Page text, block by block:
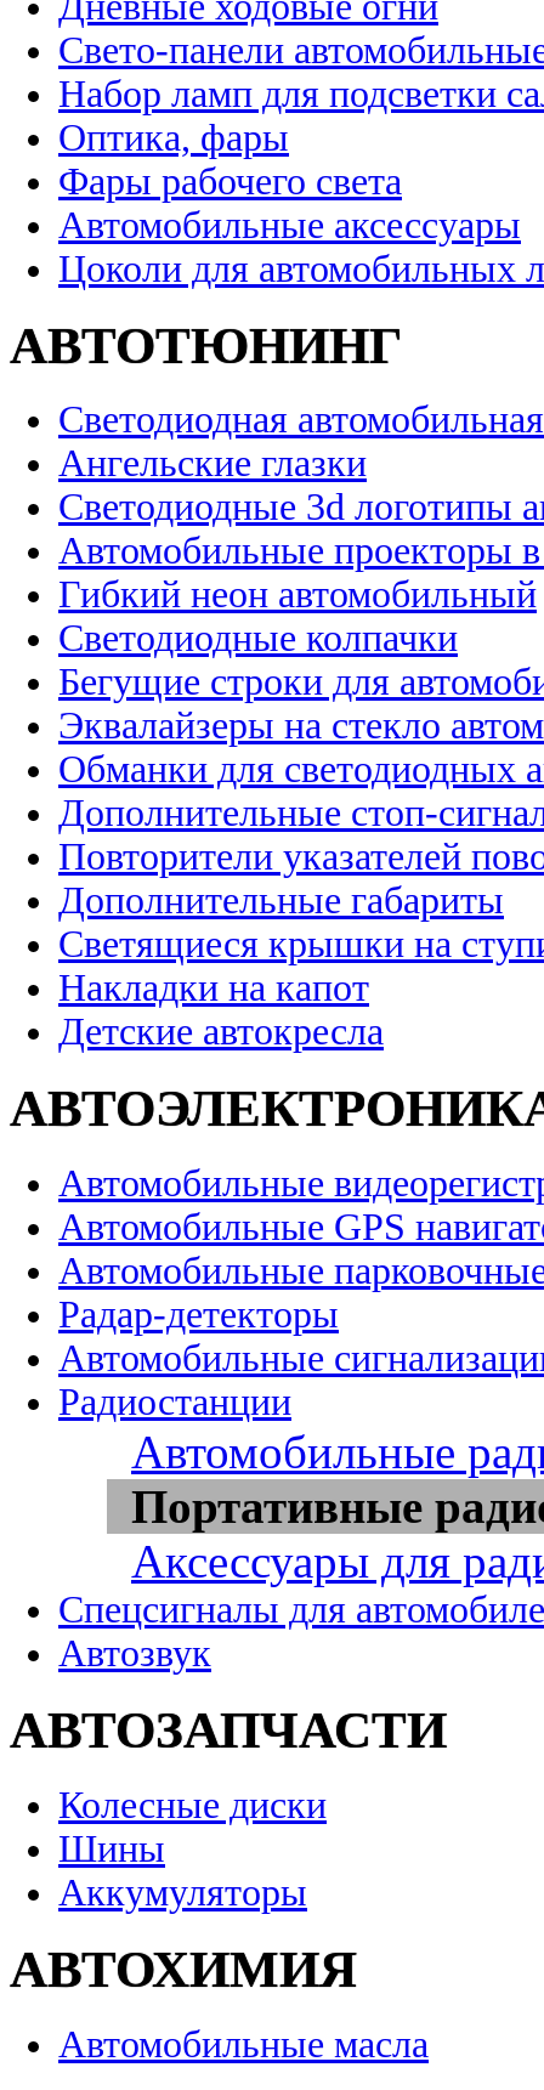
Свето-панели
Набор ламп для подсветки
Оптика, фары
Фары рабочего света
Автомобильные аксессуары
Цоколи для автомобильных
АВТОТЮНИНГ
Светодиодная
Ангельские глазки
Светодиодные 3d логотипы
Автомобильные проекторы
Гибкий неон автомобильный
Светодиодные колпачки
Бегущие строки для
Эквалайзеры на стекло
Обманки для светодиодных
Дополнительные стоп-
Повторители указателей
Дополнительные габариты
Светящиеся крышки на
Накладки на капот
Детские автокресла
Автомобильные
Автомобильные GPS
Автомобильные
Радар-детекторы
Автомобильные
Радиостанции
Автомобильные
Портативные
Аксессуары для
Спецсигналы для
Автозвук
АВТОЗАПЧАСТИ
Колесные диски
Шины
Аккумуляторы
АВТОХИМИЯ
Автомобильные масла